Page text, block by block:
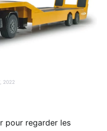
2022
pour regarder les